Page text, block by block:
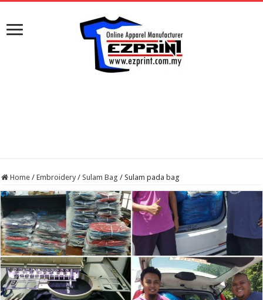
Home / Embroidery / Sulam Bag / Sulam pada bag